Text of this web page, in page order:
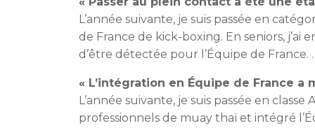
L’année suivante, je suis passée en
de France de kick-boxing. En seniors, j’ai
d’être détectée pour l’Équipe de France. .
« L’intégration en Équipe de France a
L’année suivante, je suis passée en
professionnels de muay thaï et intégré